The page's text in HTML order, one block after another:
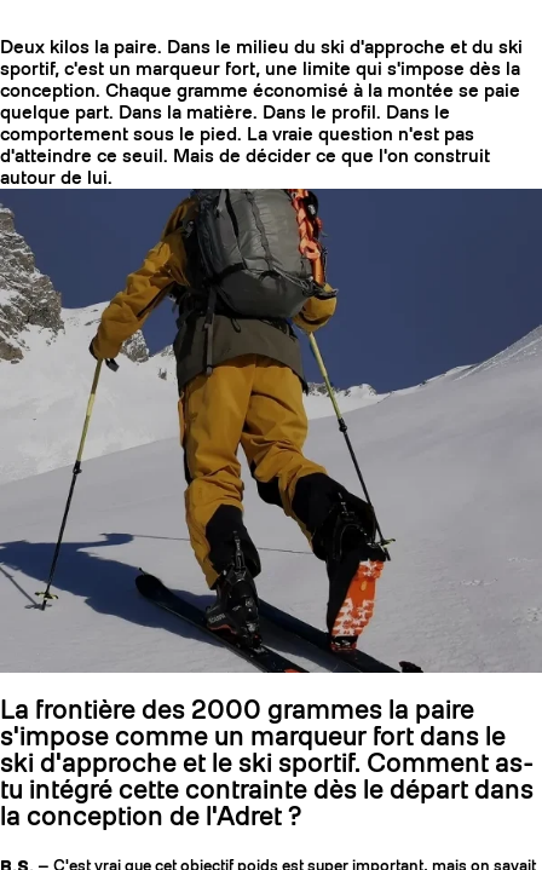
COUTEAUX
Deux kilos la paire. Dans le milieu du ski d'approche et du ski
sportif, c'est un marqueur fort, une limite qui s'impose dès la
conception. Chaque gramme économisé à la montée se paie
quelque part. Dans la matière. Dans le profil. Dans le
comportement sous le pied. La vraie question n'est pas
d'atteindre ce seuil. Mais de décider ce que l'on construit
autour de lui.
La frontière des 2000 grammes la paire
s'impose comme un marqueur fort dans le
ski d'approche et le ski sportif. Comment as-
tu intégré cette contrainte dès le départ dans
la conception de l'Adret ?
B.S. — C'est vrai que cet objectif poids est super important, mais on savait